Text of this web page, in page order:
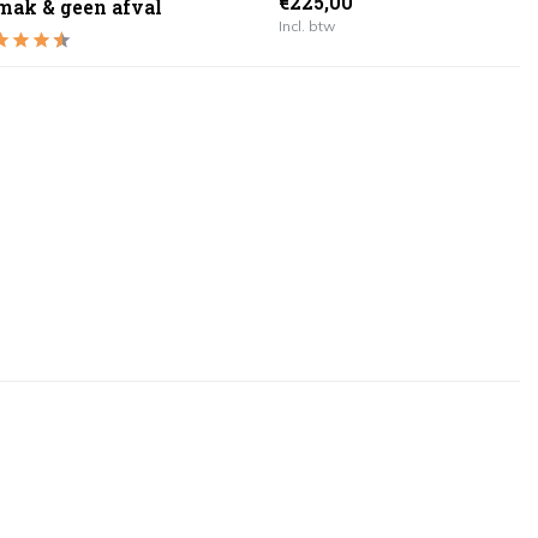
& geen afval
Incl. btw